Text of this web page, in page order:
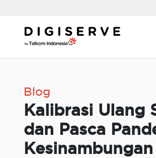
content
Blog
Kalibrasi Ulang
dan Pasca